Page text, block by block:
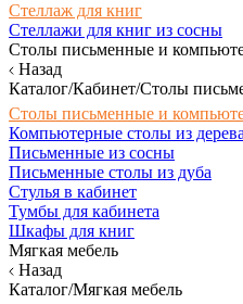
Стеллаж для книг
Стеллажи для книг из сосны
Столы письменные и
Назад
Каталог/Кабинет/Столы
Столы письменные и
Компьютерные столы из дерева
Письменные из сосны
Письменные столы из дуба
Стулья в кабинет
Тумбы для кабинета
Шкафы для книг
Мягкая мебель
Назад
Каталог/Мягкая мебель